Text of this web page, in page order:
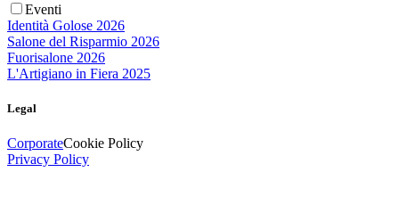
Eventi
Identità Golose 2026
Salone del Risparmio 2026
Fuorisalone 2026
L'Artigiano in Fiera 2025
Legal
CorporateCookie Policy
Privacy Policy